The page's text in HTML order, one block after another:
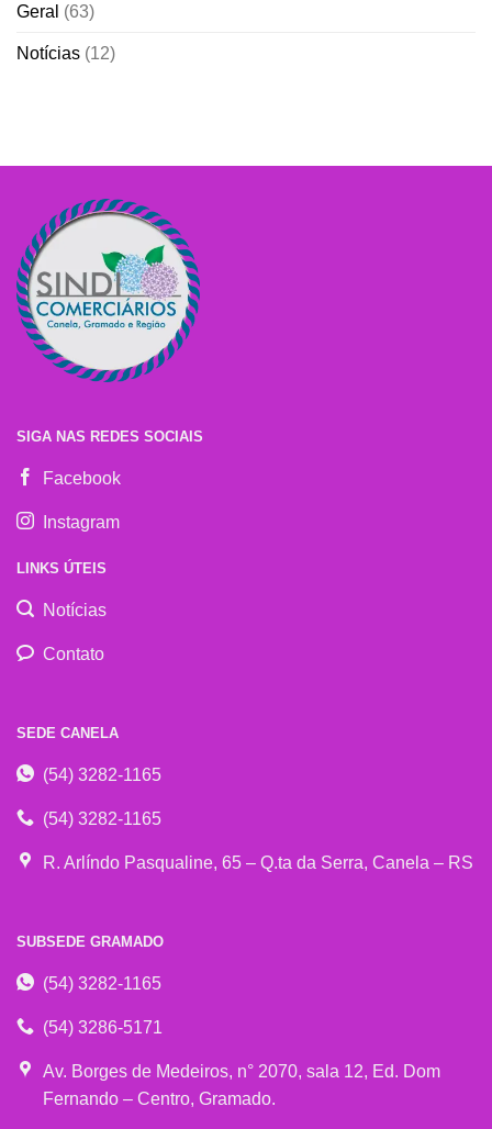
Geral (63)
Notícias (12)
SIGA NAS REDES SOCIAIS
Facebook
Instagram
LINKS ÚTEIS
Notícias
Contato
SEDE CANELA
(54) 3282-1165
(54) 3282-1165
R. Arlíndo Pasqualine, 65 – Q.ta da Serra, Canela – RS
SUBSEDE GRAMADO
(54) 3282-1165
(54) 3286-5171
Av. Borges de Medeiros, n° 2070, sala 12, Ed. Dom
Fernando – Centro, Gramado.